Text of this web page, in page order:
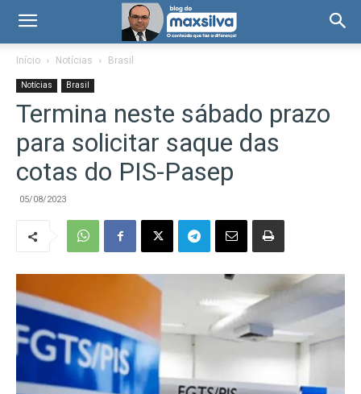
Início Notícias Brasil
Notícias Brasil
Termina neste sábado prazo
para solicitar saque das
cotas do PIS-Pasep
05/08/2023